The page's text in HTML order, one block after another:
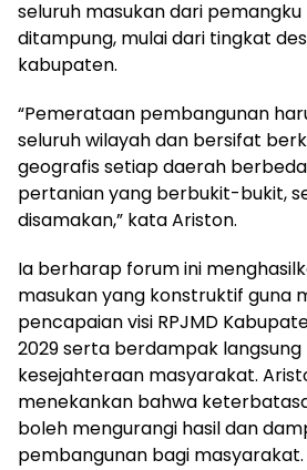
seluruh masukan dari
ditampung, mulai dari tingkat
kabupaten.
“Pemerataan pembangunan
seluruh wilayah dan bersifat
geografis setiap daerah
pertanian yang berbukit-bukit,
disamakan,” kata Ariston.
Ia berharap forum ini
masukan yang konstruktif guna
pencapaian visi RPJMD
2029 serta berdampak
kesejahteraan masyarakat.
menekankan bahwa
boleh mengurangi hasil dan
pembangunan bagi masyarakat.